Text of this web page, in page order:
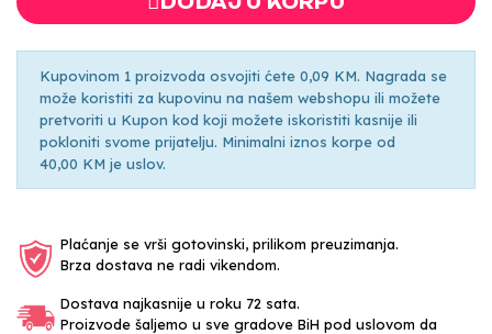
Kupovinom 1 proizvoda osvojiti ćete 0,09 KM. Nagrada se
može koristiti za kupovinu na našem webshopu ili možete
pretvoriti u Kupon kod koji možete iskoristiti kasnije ili
pokloniti svome prijatelju. Minimalni iznos korpe od
40,00 KM je uslov.
Plaćanje se vrši gotovinski, prilikom preuzimanja.
Brza dostava ne radi vikendom.
Dostava najkasnije u roku 72 sata.
Proizvode šaljemo u sve gradove BiH pod uslovom da